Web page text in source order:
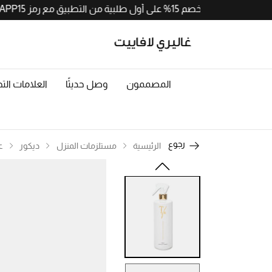
احصلوا على خصم 15% على أول طلبية من التطبيق مع رمز APP15. حملوا الآن من
المصممون وصل حديثًا العلامات
رجوع الرئيسية مستلزمات المنزل ديكور